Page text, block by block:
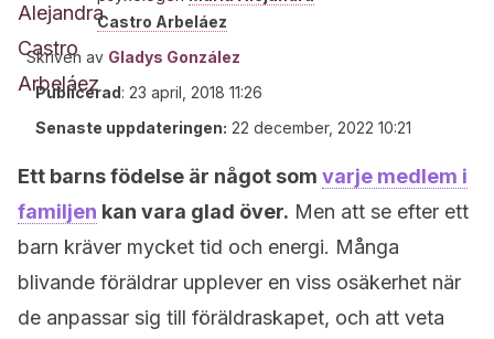
Castro Arbeláez
Skriven av Gladys González
Publicerad: 23 april, 2018 11:26
Senaste uppdateringen: 22 december, 2022 10:21
Ett barns födelse är något som varje medlem i
familjen kan vara glad över. Men att se efter ett
barn kräver mycket tid och energi. Många
blivande föräldrar upplever en viss osäkerhet när
de anpassar sig till föräldraskapet, och att veta